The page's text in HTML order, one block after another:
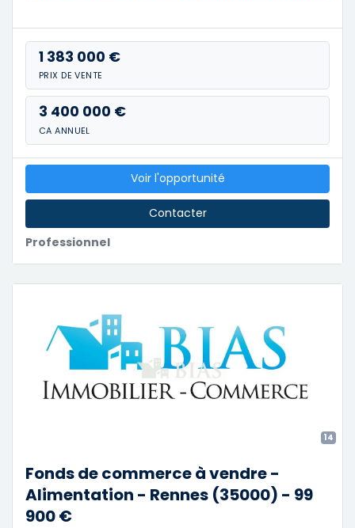
1 383 000 €
PRIX DE VENTE
3 400 000 €
CA ANNUEL
Professionnel
Voir l'opportunité
Contacter
14
Fonds de commerce à vendre -
Alimentation - Rennes (35000) - 99
900 €